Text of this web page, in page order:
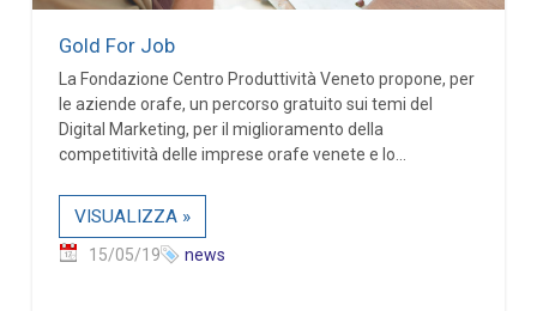
Gold For Job
La Fondazione Centro Produttività Veneto propone, per
le aziende orafe, un percorso gratuito sui temi del
Digital Marketing, per il miglioramento della
competitività delle imprese orafe venete e lo...
VISUALIZZA »
15/05/19 news